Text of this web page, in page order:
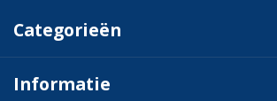
Categorieën
Informatie